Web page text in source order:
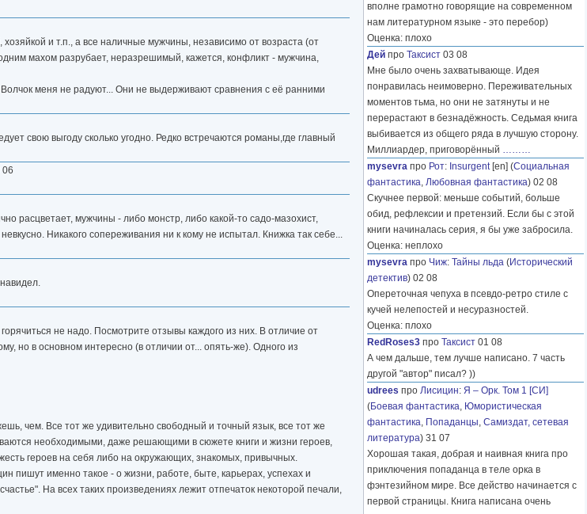
и т.п., а все наличные мужчины, независимо от возраста (от
махом разрубает, неразрешимый, кажется, конфликт - мужчина,
меня не радуют... Они не выдерживают сравнения с её ранними
свою выгоду сколько угодно. Редко встречаются романы,где главный
06
расцветает, мужчины - либо монстр, либо какой-то садо-мазохист,
Никакого сопереживания ни к кому не испытал. Книжка так себе...
не надо. Посмотрите отзывы каждого из них. В отличие от
но в основном интересно (в отличии от... опять-же). Одного из
чем. Все тот же удивительно свободный и точный язык, все тот же
необходимыми, даже решающими в сюжете книги и жизни героев,
героев на себя либо на окружающих, знакомых, привычных.
пишут именно такое - о жизни, работе, быте, карьерах, успехах и
На всех таких произведениях лежит отпечаток некоторой печали,
вполне грамотно говорящие на современном
нам литературном языке - это перебор)
Оценка: плохо
Дей про Таксист 03 08
Мне было очень захватывающе. Идея
понравилась неимоверно. Переживательных
моментов тьма, но они не затянуты и не
перерастают в безнадёжность. Седьмая книга
выбивается из общего ряда в лучшую сторону.
Миллиардер, приговорённый ………
mysevra про Рот: Insurgent[en] (Социальная
фантастика, Любовная фантастика) 02 08
Скучнее первой: меньше событий, больше
обид, рефлексии и претензий. Если бы с этой
книги начиналась серия, я бы уже забросила.
Оценка: неплохо
mysevra про Чиж: Тайны льда (Исторический
детектив) 02 08
Опереточная чепуха в псевдо-ретро стиле с
кучей нелепостей и несуразностей.
Оценка: плохо
RedRoses3 про Таксист 01 08
А чем дальше, тем лучше написано. 7 часть
другой "автор" писал? ))
udrees про Лисицин: Я – Орк. Том 1 [СИ]
(Боевая фантастика, Юмористическая
фантастика, Попаданцы, Самиздат, сетевая
литература) 31 07
Хорошая такая, добрая и наивная книга про
приключения попаданца в теле орка в
фэнтезийном мире. Все действо начинается с
первой страницы. Книга написана очень